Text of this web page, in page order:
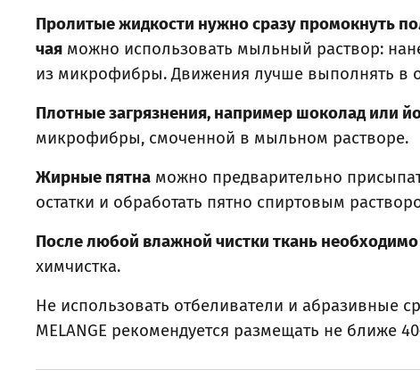
Пролитые жидкости нужно сразу промокнуть
чая можно использовать мыльный раствор:
из микрофибры. Движения лучше выполнять в
Плотные загрязнения, например шоколад или
микрофибры, смоченной в мыльном растворе.
Жирные пятна можно предварительно
остатки и обработать пятно спиртовым
После любой влажной чистки ткань
химчистка.
Не использовать отбеливатели и абразивные
MELANGE рекомендуется размещать не ближе